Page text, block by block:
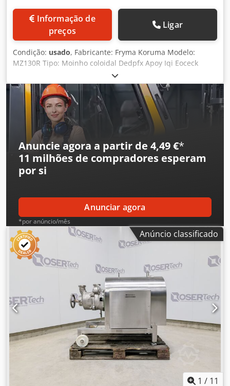
preços
Ligar
Condição: usado, Fabricante: Fryma Koruma Modelo:
MZ130R Tipo: Moinho coloidal Dedpfx Apoy Iqi Eoceck
Potência: aprox. 15 kW Capacidade aproximada
(especificação do fabricante): 700–7000 l/h Tamanho das
partículas do produto: 100–500 µm
Anuncie agora a partir de 4,49 €*
11 milhões de compradores esperam
por si
Anunciar agora
*por anúncio/mês
Anúncio classificado
1 / 11